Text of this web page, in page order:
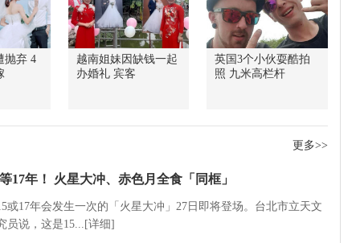
抛弃 4
越南姐妹因缺钱一起
办婚礼 宾客
英国3个小伙耍酷拍
照 九米高栏杆
更多>>
17年！ 火星大冲、赤色月全食「同框」
或17年会发生一次的「火星大冲」27日即将登场。台北市立天文
员说，这是15...[详细]